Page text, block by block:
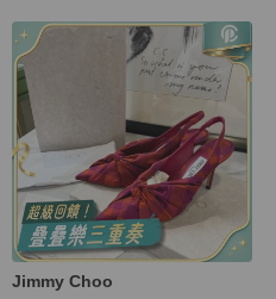
Jimmy Choo